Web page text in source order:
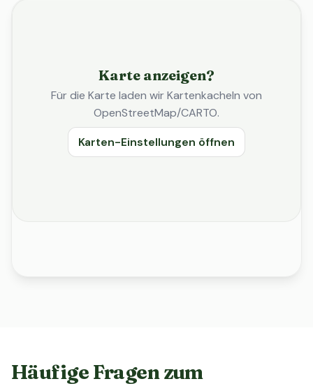
Karte anzeigen?
Für die Karte laden wir Kartenkacheln von
OpenStreetMap/CARTO.
Karten-Einstellungen öffnen
Häufige Fragen zum